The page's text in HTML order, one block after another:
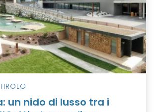
TIROLO
un nido di lusso tra i